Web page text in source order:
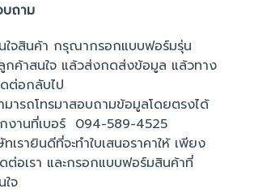
ถาม
ใจสินค้า กรุณากรอกแบบฟอร์มรุ่น
กค้าสนใจ แล้วส่งกดส่งข้อมูล แล้วทาง
ต่อกลับไป
มารถโทรมาสอบถามข้อมูลโดยตรงได้
งานที่เบอร์ 094-589-4525
เรายินดีที่จะทำใบเสนอราคาให้ เพียง
ต่อเรา และกรอกแบบฟอร์มสินค้าที่
จ